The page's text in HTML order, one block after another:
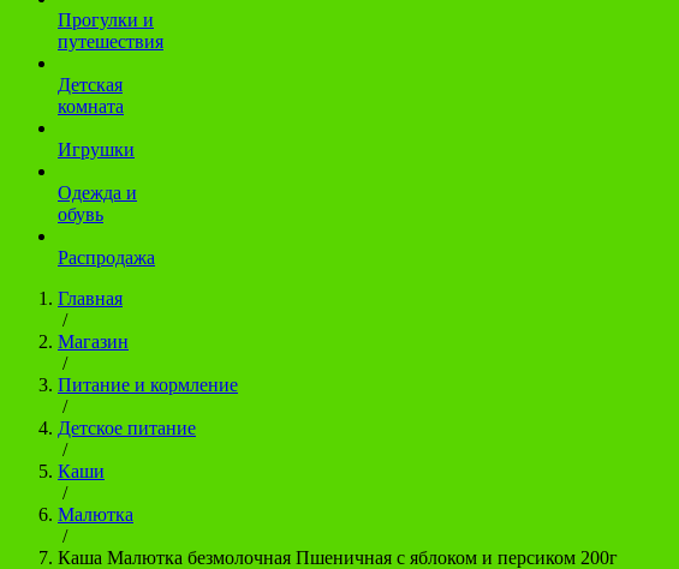
Прогулки и
путешествия
Детская
комната
Игрушки
Одежда и
обувь
Распродажа
Главная
/
Магазин
/
Питание и кормление
/
Детское питание
/
Каши
/
Малютка
/
Каша Малютка безмолочная Пшеничная с яблоком и персиком 200г